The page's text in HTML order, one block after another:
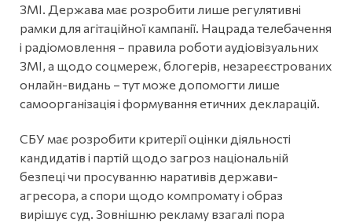
ЗМІ. Держава має розробити лише регулятивні
рамки для агітаційної кампанії. Нацрада телебачення
і радіомовлення – правила роботи аудіовізуальних
ЗМІ, а щодо соцмереж, блогерів, незареєстрованих
онлайн-видань – тут може допомогти лише
самоорганізація і формування етичних декларацій.
СБУ має розробити критерії оцінки діяльності
кандидатів і партій щодо загроз національній
безпеці чи просуванню наративів держави-
агресора, а спори щодо компромату і образ
вирішує суд. Зовнішню рекламу взагалі пора